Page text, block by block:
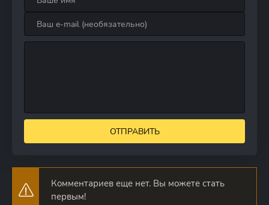
ОТПРАВИТЬ
Комментариев еще нет. Вы можете стать
первым!